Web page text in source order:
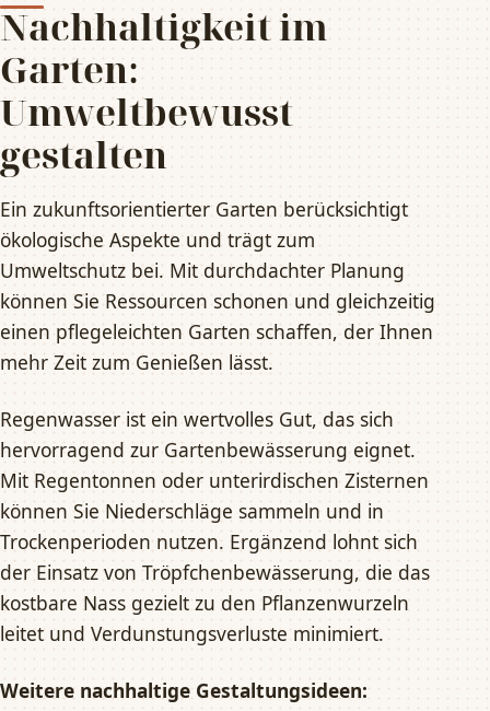
Nachhaltigkeit im
Garten:
Umweltbewusst
gestalten
Ein zukunftsorientierter Garten berücksichtigt
ökologische Aspekte und trägt zum
Umweltschutz bei. Mit durchdachter Planung
können Sie Ressourcen schonen und gleichzeitig
einen pflegeleichten Garten schaffen, der Ihnen
mehr Zeit zum Genießen lässt.
Regenwasser ist ein wertvolles Gut, das sich
hervorragend zur Gartenbewässerung eignet.
Mit Regentonnen oder unterirdischen Zisternen
können Sie Niederschläge sammeln und in
Trockenperioden nutzen. Ergänzend lohnt sich
der Einsatz von Tröpfchenbewässerung, die das
kostbare Nass gezielt zu den Pflanzenwurzeln
leitet und Verdunstungsverluste minimiert.
Weitere nachhaltige Gestaltungsideen: